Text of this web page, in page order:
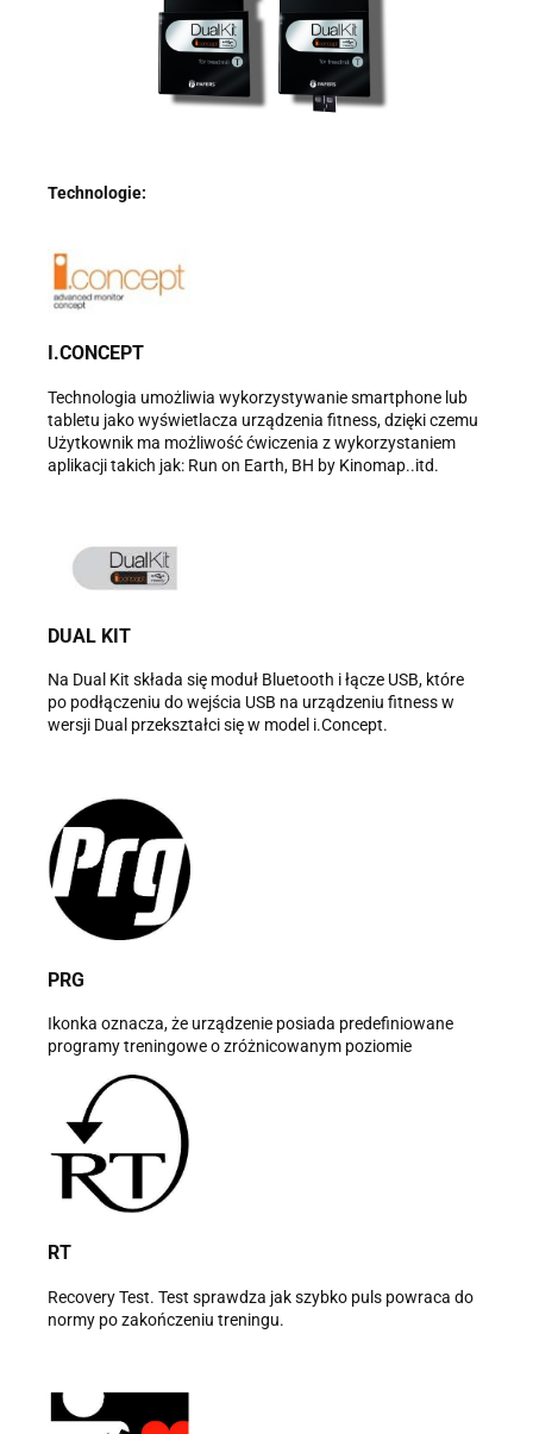
Technologie:
I.CONCEPT
Technologia umożliwia wykorzystywanie smartphone lub
tabletu jako wyświetlacza urządzenia fitness, dzięki czemu
Użytkownik ma możliwość ćwiczenia z wykorzystaniem
aplikacji takich jak: Run on Earth, BH by Kinomap..itd.
DUAL KIT
Na Dual Kit składa się moduł Bluetooth i łącze USB, które
po podłączeniu do wejścia USB na urządzeniu fitness w
wersji Dual przekształci się w model i.Concept.
PRG
Ikonka oznacza, że urządzenie posiada predefiniowane
programy treningowe o zróżnicowanym poziomie
RT
Recovery Test. Test sprawdza jak szybko puls powraca do
normy po zakończeniu treningu.